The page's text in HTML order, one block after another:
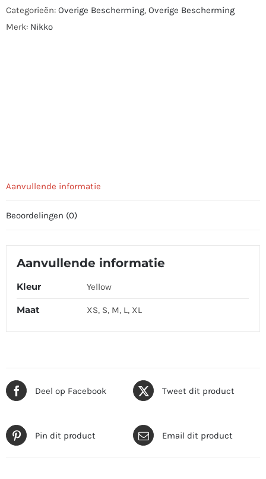
Categorieën: Overige Bescherming, Overige Bescherming
Merk: Nikko
Aanvullende informatie
Beoordelingen (0)
Aanvullende informatie
Kleur Yellow
Maat XS, S, M, L, XL
Deel op Facebook Tweet dit product
Pin dit product Email dit product